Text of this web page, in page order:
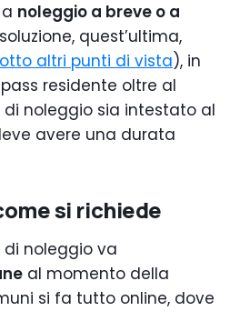
noleggio a breve o a
quest’ultima,
altri punti di vista), in
residente oltre al
noleggio sia intestato al
avere una durata
si richiede
noleggio va
al momento della
si fa tutto online, dove